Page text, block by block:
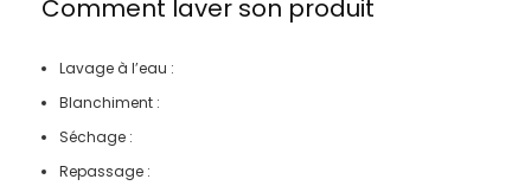
Comment laver son produit
Lavage à l’eau :
Blanchiment :
Séchage :
Repassage :